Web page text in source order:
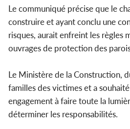
Le communiqué précise que le
construire et ayant conclu une
risques, aurait enfreint les règles
ouvrages de protection des
Le Ministère de la Construction,
familles des victimes et a
engagement à faire toute la
déterminer les responsabilités.